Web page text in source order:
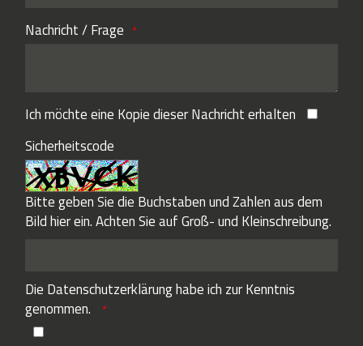
Nachricht / Frage
Ich möchte eine Kopie dieser Nachricht erhalten
Sicherheitscode
Bitte geben Sie die Buchstaben und Zahlen aus dem
Bild hier ein. Achten Sie auf Groß- und Kleinschreibung.
Die Datenschutzerklärunghabe ich zur Kenntnis
genommen.